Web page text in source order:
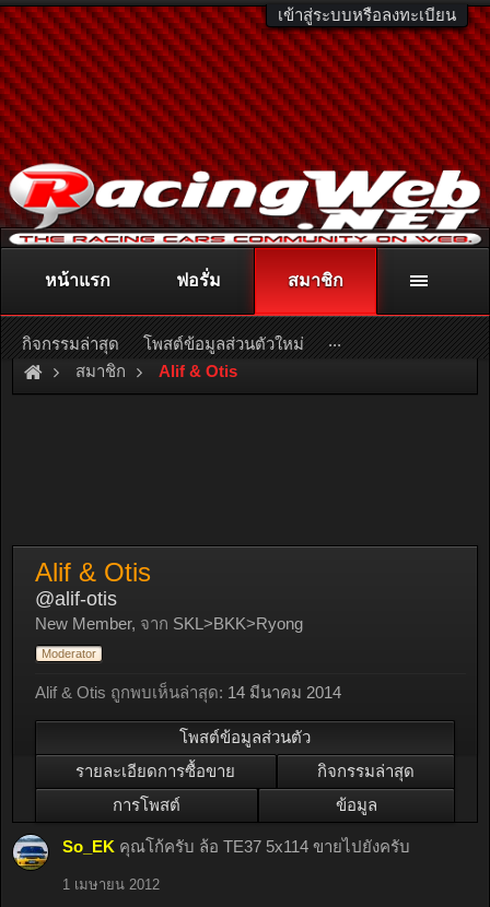
เข้าสู่ระบบหรือลงทะเบียน
ติดต่อลงโฆษณา racingweb@gmail.comหรือโทร. 081-811-1138
หรืออ่านรายละเอียดเพิ่มเติม คลิกที่นี่
สมาชิก Alif & Otis
Alif & Otis
@alif-otis
New Member, จาก SKL>BKK>Ryong
Moderator
Alif & Otis ถูกพบเห็นล่าสุด: 14 มีนาคม 2014
โพสต์ข้อมูลส่วนตัว
รายละเอียดการซื้อขาย
กิจกรรมล่าสุด
การโพสต์
ข้อมูล
So_EK คุณโก้ครับ ล้อ TE37 5x114 ขายไปยังครับ
1 เมษายน 2012
หน้าแรก ฟอรั่ม สมาชิก
กิจกรรมล่าสุด โพสต์ข้อมูลส่วนตัวใหม่ ...